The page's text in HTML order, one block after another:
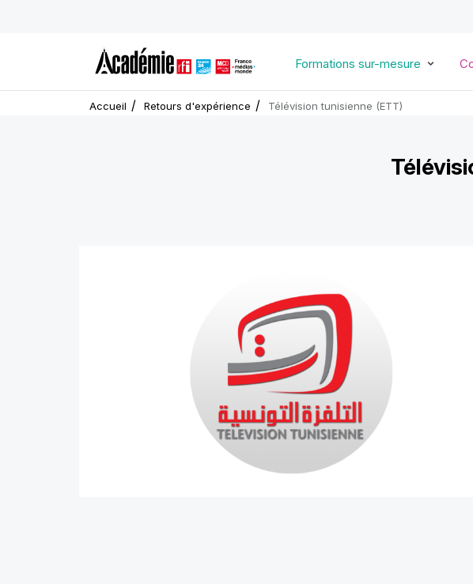
Formations sur-mesure
Accueil Retours d'expérience Télévision tunisienne (ETT)